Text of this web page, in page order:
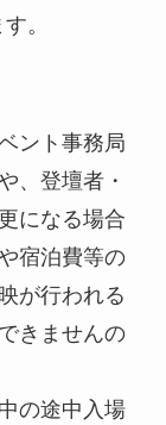
。
ント事務局
、登壇者・
になる場合
宿泊費等の
が行われる
きませんの
の途中入場